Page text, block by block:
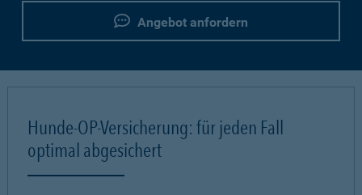
Angebot anfordern
Hunde-OP-Versicherung: für jeden Fall
optimal abgesichert